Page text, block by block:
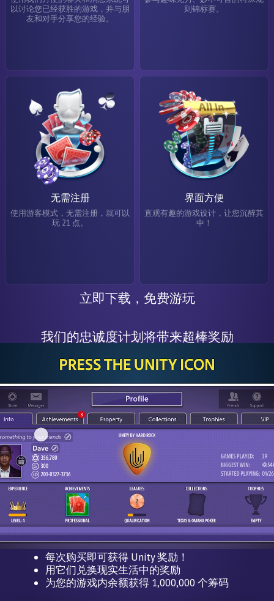
以讨论您已经获胜的游戏，并与朋
友和对手分享您的经验。
则锦标赛。
无需注册
使用游客模式，无需注册，就可以
玩 21 点。
界面方便
直观有趣的游戏设计，让您沉醉其
中！
立即下载，免费游玩
我们的忠诚度计划将带来超棒奖励
每次购买即可获得 Unity 奖励！
用它们兑换现实生活中的奖励
为您的游戏内余额获得 1,000,000 个筹码